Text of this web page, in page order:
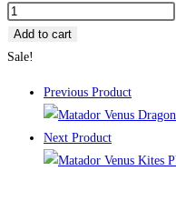
was:
is:
Matador
Venus
Feather
Add to cart
Sale!
Previous Product
Next Product